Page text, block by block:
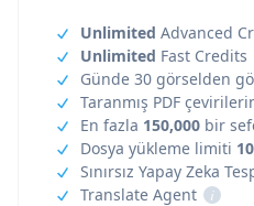
Unlimited Advanced
Unlimited Fast Credits
Günde 30 görselden
Taranmış PDF
En fazla 150,000 bir
Dosya yükleme limiti
Sınırsız Yapay Zeka
Translate Agent
i